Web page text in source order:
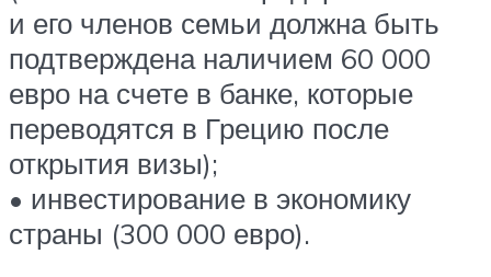
и его членов семьи должна быть
подтверждена наличием 60 000
евро на счете в банке, которые
переводятся в Грецию после
открытия визы);
• инвестирование в экономику
страны (300 000 евро).